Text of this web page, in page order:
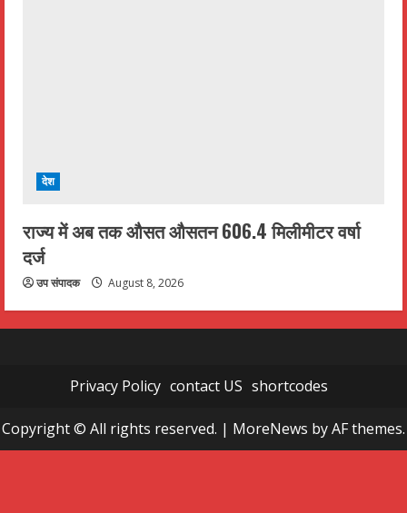
देश
राज्य में अब तक औसत औसतन 606.4 मिलीमीटर वर्षा
दर्ज
उप संपादक August 8, 2026
Privacy Policy contact US shortcodes
Copyright © All rights reserved. | MoreNews by AF themes.